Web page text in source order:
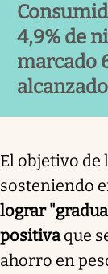
4,9% de
marcado
El objetivo
sosteniendo
lograr
positivaque
ahorro en